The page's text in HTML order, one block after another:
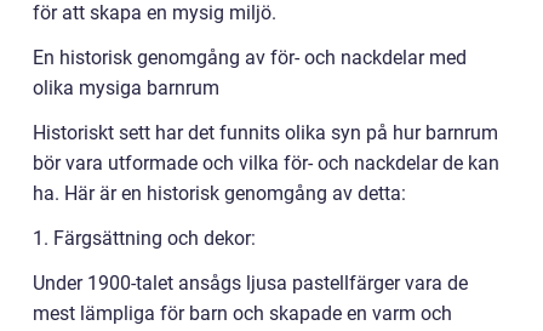
för att skapa en mysig miljö.
En historisk genomgång av för- och nackdelar med
olika mysiga barnrum
Historiskt sett har det funnits olika syn på hur barnrum
bör vara utformade och vilka för- och nackdelar de kan
ha. Här är en historisk genomgång av detta:
1. Färgsättning och dekor:
Under 1900-talet ansågs ljusa pastellfärger vara de
mest lämpliga för barn och skapade en varm och